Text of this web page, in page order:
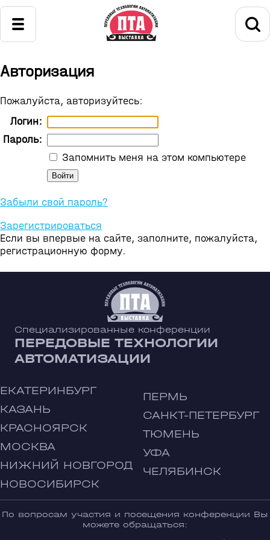
Авторизация
Пожалуйста, авторизуйтесь:
Логин:
Пароль:
Запомнить меня на этом компьютере
Забыли свой пароль?
Зарегистрироваться
Если вы впервые на сайте, заполните, пожалуйста,
регистрационную форму.
Специализированные конференции
ПЕРЕДОВЫЕ ТЕХНОЛОГИИ
АВТОМАТИЗАЦИИ
ЕКАТЕРИНБУРГ
КАЗАНЬ
КРАСНОЯРСК
МОСКВА
НИЖНИЙ НОВГОРОД
НОВОСИБИРСК
ПЕРМЬ
САНКТ-ПЕТЕРБУРГ
ТЮМЕНЬ
УФА
ЧЕЛЯБИНСК
По вопросам участия и посещения конференции Вы
можете обращаться: